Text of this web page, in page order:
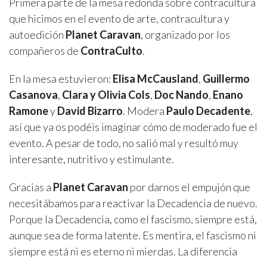
que hicimos en el evento de arte, contracultura y
autoedición Planet Caravan, organizado por los
compañeros de ContraCulto.
En la mesa estuvieron: Elisa McCausland, Guillermo
Casanova, Clara y Olivia Cols, Doc Nando, Enano
RamoneyDavid Bizarro. Modera Paulo Decadente,
así que ya os podéis imaginar cómo de moderado fue el
evento. A pesar de todo, no salió mal y resultó muy
interesante, nutritivo y estimulante.
Gracias a Planet Caravan por darnos el empujón que
necesitábamos para reactivar la Decadencia de nuevo.
Porque la Decadencia, como el fascismo, siempre está,
aunque sea de forma latente. Es mentira, el fascismo ni
siempre está ni es eterno ni mierdas. La diferencia